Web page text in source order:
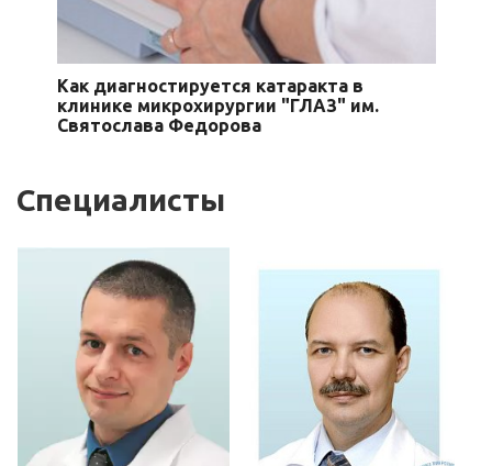
Как диагностируется катаракта в
клинике микрохирургии "ГЛАЗ" им.
Святослава Федорова
Специалисты